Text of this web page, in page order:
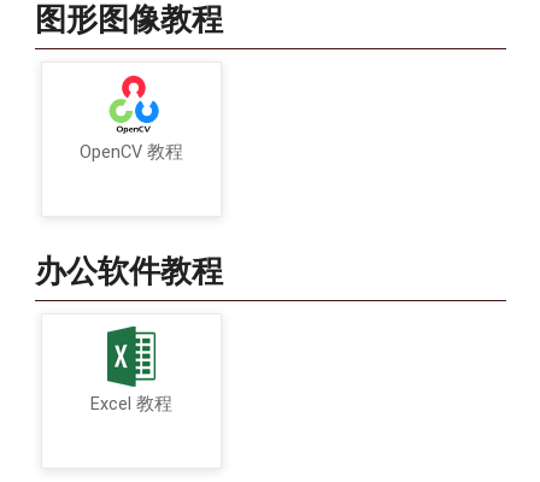
图形图像教程
OpenCV 教程
办公软件教程
Excel 教程